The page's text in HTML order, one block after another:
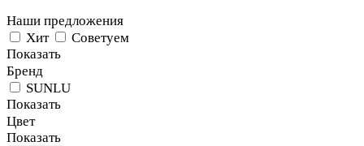
Наши предложения
Хит
Советуем
Показать
Бренд
SUNLU
Показать
Цвет
Показать